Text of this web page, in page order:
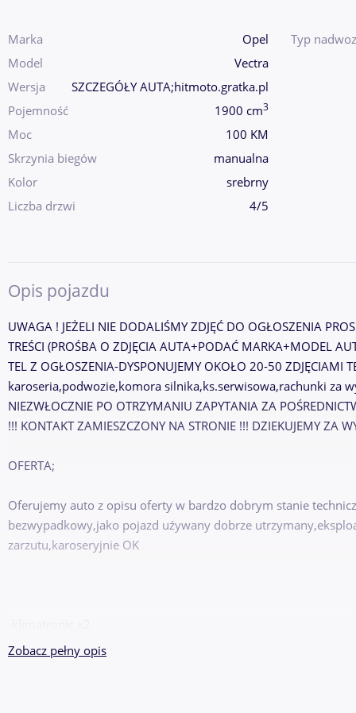
Marka
Opel
Model
Vectra
Wersja
SZCZEGÓŁY AUTA;hitmoto.gratka.pl
Pojemność
1900 cm3
Moc
100 KM
Skrzynia biegów
manualna
Kolor
srebrny
Liczba drzwi
4/5
Typ
Opis pojazdu
UWAGA ! JEŻELI NIE DODALIŚMY ZDJĘĆ DO OGŁOSZENIA
TREŚCI (PROŚBA O ZDJĘCIA AUTA+PODAĆ MARKA+MODEL
TEL Z OGŁOSZENIA-DYSPONUJEMY OKOŁO 20-50 ZDJĘCIAMI
karoseria,podwozie,komora silnika,ks.serwisowa,rachunki za
NIEZWŁOCZNIE PO OTRZYMANIU ZAPYTANIA ZA
!!! KONTAKT ZAMIESZCZONY NA STRONIE !!! DZIEKUJEMY ZA
OFERTA;
Oferujemy auto z opisu oferty w bardzo dobrym stanie
bezwypadkowy,jako pojazd uźywany dobrze
zarzutu,karoseryjnie OK
Zobacz pełny opis